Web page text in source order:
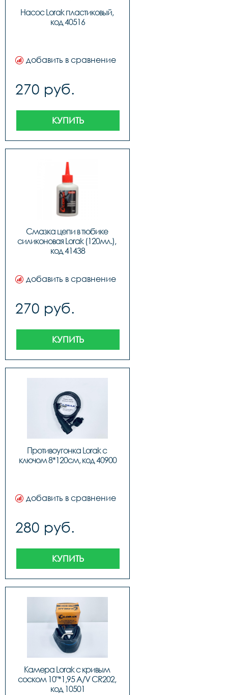
Насос Lorak пластиковый,
код 40516
добавить в сравнение
270 руб.
КУПИТЬ
Смазка цепи в тюбике
силиконовая Lorak (120мл.),
код 41438
добавить в сравнение
270 руб.
КУПИТЬ
Противоугонка Lorak с
ключом 8*120см, код 40900
добавить в сравнение
280 руб.
КУПИТЬ
Камера Lorak с кривым
соском 10"*1,95 A/V CR202,
код 10501